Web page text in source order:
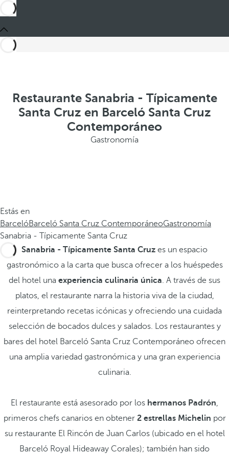
Restaurante Sanabria - Típicamente
Santa Cruz en Barceló Santa Cruz
Contemporáneo
Gastronomía
Estás en
BarcelóBarceló Santa Cruz ContemporáneoGastronomía
Sanabria - Típicamente Santa Cruz
Sanabria - Típicamente Santa Cruz es un espacio
gastronómico a la carta que busca ofrecer a los huéspedes
del hotel una experiencia culinaria única. A través de sus
platos, el restaurante narra la historia viva de la ciudad,
reinterpretando recetas icónicas y ofreciendo una cuidada
selección de bocados dulces y salados. Los restaurantes y
bares del hotel Barceló Santa Cruz Contemporáneo ofrecen
una amplia variedad gastronómica y una gran experiencia
culinaria.
El restaurante está asesorado por los hermanos Padrón,
primeros chefs canarios en obtener 2 estrellas Michelin por
su restaurante El Rincón de Juan Carlos (ubicado en el hotel
Barceló Royal Hideaway Corales); también han sido